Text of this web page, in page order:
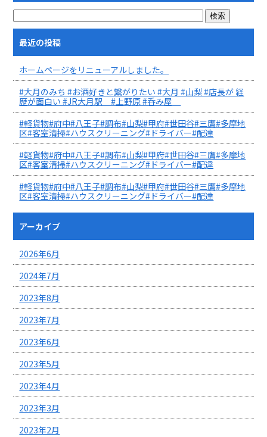
最近の投稿
ホームページをリニューアルしました。
#大月のみち #お酒好きと繋がりたい #大月 #山梨 #店長が 経
歴が面白い #JR大月駅 #上野原 #呑み屋
#軽貨物#府中#八王子#調布#山梨#甲府#世田谷#三鷹#多摩地
区#客室清掃#ハウスクリーニング#ドライバー#配達
#軽貨物#府中#八王子#調布#山梨#甲府#世田谷#三鷹#多摩地
区#客室清掃#ハウスクリーニング#ドライバー#配達
#軽貨物#府中#八王子#調布#山梨#甲府#世田谷#三鷹#多摩地
区#客室清掃#ハウスクリーニング#ドライバー#配達
アーカイブ
2026年6月
2024年7月
2023年8月
2023年7月
2023年6月
2023年5月
2023年4月
2023年3月
2023年2月